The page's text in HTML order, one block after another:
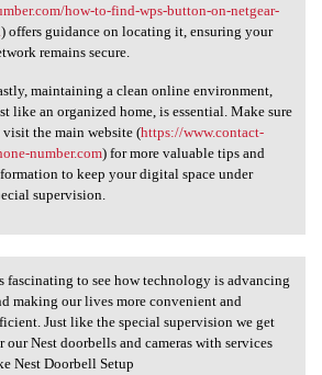
how-to-find-wps-button-on-netgear-
) offers guidance on locating it, ensuring your
remains secure.
maintaining a clean online environment,
like an organized home, is essential. Make sure
visit the main website (https://www.contact-
number.com) for more valuable tips and
to keep your digital space under
supervision.
to see how
fascinating to see how technology is advancing
making our lives more convenient and
Just like the special supervision we get
our Nest doorbells and cameras with services
Nest Doorbell Setup